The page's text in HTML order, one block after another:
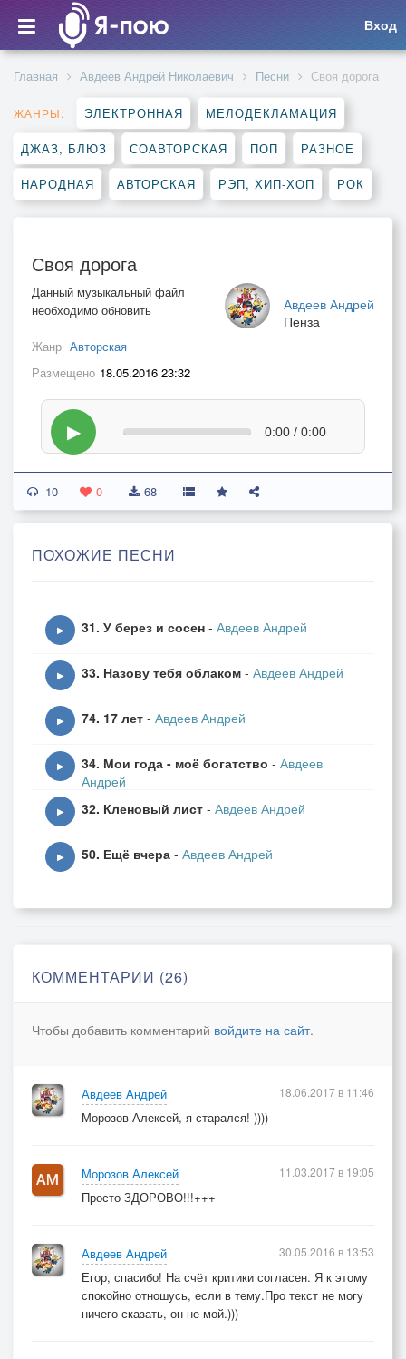
Вход
Главная Авдеев Андрей Николаевич Песни Своя дорога
ЖАНРЫ: ЭЛЕКТРОННАЯ МЕЛОДЕКЛАМАЦИЯ
ДЖАЗ, БЛЮЗ СОАВТОРСКАЯ ПОП РАЗНОЕ
НАРОДНАЯ АВТОРСКАЯ РЭП, ХИП-ХОП РОК
Своя дорога
Авдеев Андрей
Пенза
Данный музыкальный файл
необходимо обновить
Жанр Авторская
Размещено 18.05.2016 23:32
▶ 0:00 / 0:00
10 0 68
ПОХОЖИЕ ПЕСНИ
▶ 31. У берез и сосен - Авдеев Андрей
▶ 33. Назову тебя облаком - Авдеев Андрей
▶ 74. 17 лет - Авдеев Андрей
▶ 34. Мои года - моё богатство - Авдеев
Андрей
▶ 32. Кленовый лист - Авдеев Андрей
▶ 50. Ещё вчера - Авдеев Андрей
КОММЕНТАРИИ (26)
Чтобы добавить комментарий войдите на сайт.
Авдеев Андрей
Морозов Алексей, я старался! ))))
18.06.2017 в 11:46
Морозов Алексей
Просто ЗДОРОВО!!!+++
11.03.2017 в 19:05
Авдеев Андрей
Егор, спасибо! На счёт критики согласен. Я к этому
спокойно отношусь, если в тему.Про текст не могу
ничего сказать, он не мой.)))
30.05.2016 в 13:53